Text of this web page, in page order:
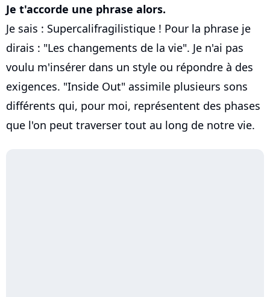
Je t'accorde une phrase alors.
Je sais : Supercalifragilistique ! Pour la phrase je
dirais : "Les changements de la vie". Je n'ai pas
voulu m'insérer dans un style ou répondre à des
exigences. "Inside Out" assimile plusieurs sons
différents qui, pour moi, représentent des phases
que l'on peut traverser tout au long de notre vie.